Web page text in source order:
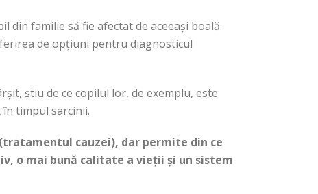
din familie să fie afectat de aceeași boală.
de opțiuni pentru diagnosticul
știu de ce copilul lor, de exemplu, este
timpul sarcinii.
cauzei), dar permite din ce
o mai bună calitate a vieții și un sistem